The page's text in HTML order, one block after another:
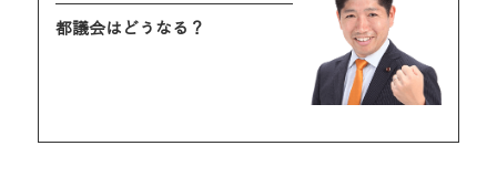
都議会はどうなる？